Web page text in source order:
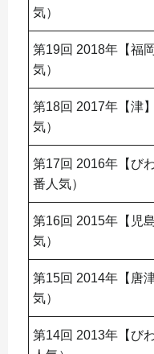
気）
第19回 2018年【
気）
第18回 2017年【
気）
第17回 2016年【
番人気）
第16回 2015年【
気）
第15回 2014年【
気）
第14回 2013年【